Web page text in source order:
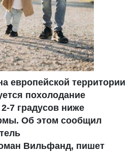
европейской территории
похолодание
7 градусов ниже
Об этом сообщил
Вильфанд, пишет